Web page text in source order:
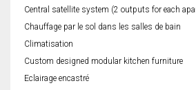
Central satellite system (2 outputs for each
Chauffage par le sol dans les salles de bain
Climatisation
Custom designed modular kitchen furniture
Eclairage encastré